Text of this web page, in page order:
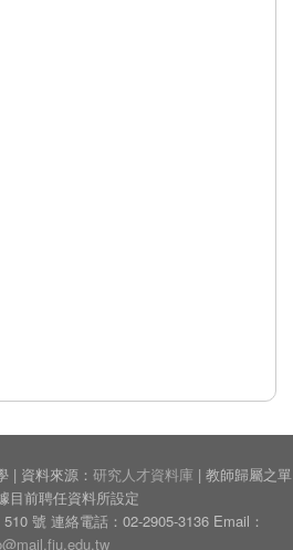
| 資料來源： 研究人才資料庫 | 教師歸屬之單
目前聘任資料所設定
號 連絡電話：02-2905-3136 Email：